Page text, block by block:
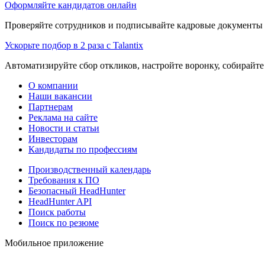
Оформляйте кандидатов онлайн
Проверяйте сотрудников и подписывайте кадровые
Ускорьте подбор в 2 раза с Talantix
Автоматизируйте сбор откликов, настройте воронку,
О компании
Наши вакансии
Партнерам
Реклама на сайте
Новости и статьи
Инвесторам
Кандидаты по профессиям
Производственный календарь
Требования к ПО
Безопасный HeadHunter
HeadHunter API
Поиск работы
Поиск по резюме
Мобильное приложение